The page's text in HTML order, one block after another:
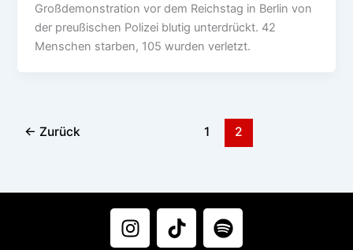
Großdemonstration vor dem Reichstag in Berlin von
der preußischen Polizei blutig unterdrückt. 42
Menschen starben, 105 wurden verletzt.
← Zurück 1 2
I
n
T
i
S
p